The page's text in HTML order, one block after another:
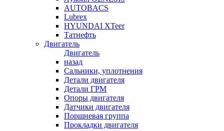
AUTOBACS
Lubrex
HYUNDAI XTeer
Татнефть
Двигатель
Двигатель
назад
Сальники, уплотнения
Детали двигателя
Детали ГРМ
Опоры двигателя
Датчики двигателя
Поршневая группа
Прокладки двигателя